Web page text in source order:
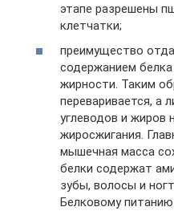
этапе разрешены
клетчатки;
преимущество
содержанием
жирности. Таким
переваривается, а
углеводов и жиров
жиросжигания.
мышечная масса
белки содержат
зубы, волосы и
Белковому